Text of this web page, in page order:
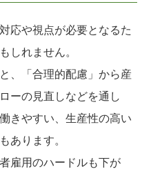
応や視点が必要となるた
しれません。
、「合理的配慮」から産
ーの見直しなどを通し
きやすい、生産性の高い
あります。
雇用のハードルも下が